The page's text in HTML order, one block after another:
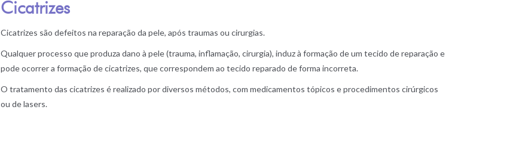
Cicatrizes
Cicatrizes são defeitos na reparação da pele, após traumas ou cirurgias.
Qualquer processo que produza dano à pele (trauma, inflamação, cirurgia), induz à formação de um tecido de reparação e
pode ocorrer a formação de cicatrizes, que correspondem ao tecido reparado de forma incorreta.
O tratamento das cicatrizes é realizado por diversos métodos, com medicamentos tópicos e procedimentos cirúrgicos
ou de lasers.